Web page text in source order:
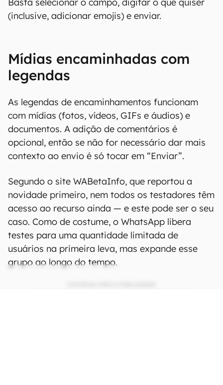
(inclusive, adicionar emojis) e enviar.
Mídias encaminhadas com
legendas
As legendas de encaminhamentos funcionam
com mídias (fotos, vídeos, GIFs e áudios) e
documentos. A adição de comentários é
opcional, então se não for necessário dar mais
contexto ao envio é só tocar em “Enviar”.
Segundo o site WABetaInfo, que reportou a
novidade primeiro, nem todos os testadores têm
acesso ao recurso ainda — e este pode ser o seu
caso. Como de costume, o WhatsApp libera
testes para uma quantidade limitada de
usuários na primeira leva, mas expande esse
grupo ao longo do tempo.